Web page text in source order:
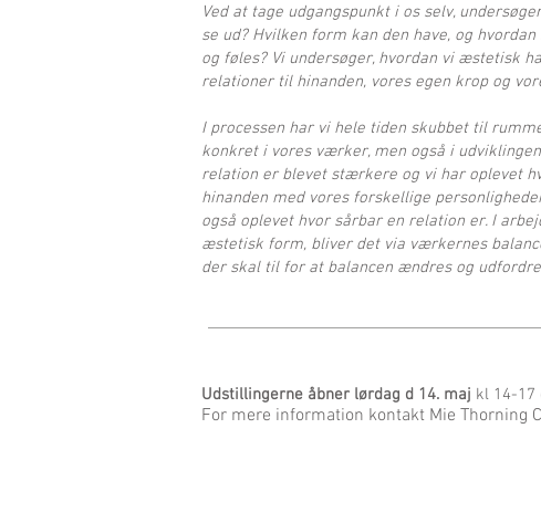
Ved at tage udgangspunkt i os selv,
se ud? Hvilken form kan den have, og
og føles? Vi undersøger, hvordan vi æstetisk
relationer til hinanden, vores egen krop og
I processen har vi hele tiden skubbet til
konkret i vores værker, men også i
relation er blevet stærkere og vi har oplevet
hinanden med vores forskellige
også oplevet hvor sårbar en relation er. I
æstetisk form, bliver det via værkernes
der skal til for at balancen ændres og
Udstillingerne åbner lørdag d 14. maj kl 14-17
For mere information kontakt Mie Thorning